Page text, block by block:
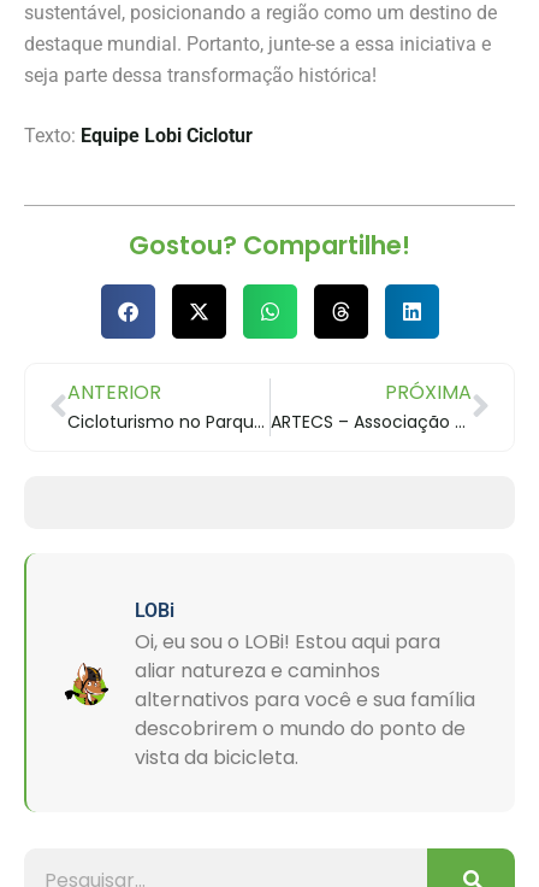
sustentável, posicionando a região como um destino de
destaque mundial. Portanto, junte-se a essa iniciativa e
seja parte dessa transformação histórica!
Texto: Equipe Lobi Ciclotur
Gostou? Compartilhe!
ANTERIOR
Cicloturismo no Parque Vila Velha
PRÓXIMA
ARTECS – Associação da Rota dos Tropeiros
LOBi
Oi, eu sou o LOBi! Estou aqui para
aliar natureza e caminhos
alternativos para você e sua família
descobrirem o mundo do ponto de
vista da bicicleta.